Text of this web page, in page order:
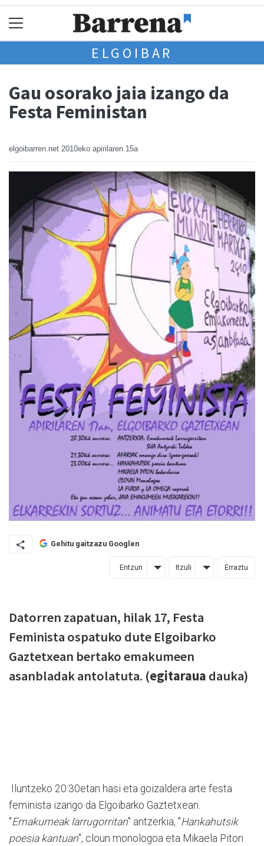
ELGOIBAR
Gau osorako jaia izango da
Festa Feministan
elgoibarren.net 2010eko apirilaren 15a
Gehitu gaitzazu Googlen
Entzun Itzuli Erraztu
Datorren zapatuan, hilak 17, Festa
Feminista ospatuko dute Elgoibarko
Gaztetxean bertako emakumeen
asanbladak antolatuta. (egitaraua dauka)
Iluntzeko 20:30etan hasi eta goizaldera arte festa
feminista izango da Elgoibarko Gaztetxean.
"Emakumeak larrugorritan" antzerkia, "Hankahutsik
poesia kantuan", cloun monologoa eta Mikaela Piton